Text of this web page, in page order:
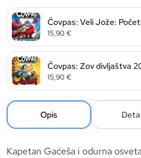
Čovpas: Veli Jože:
15,90€
Čovpas: Zov divljaštva
15,90€
Opis
Kapetan Gaćeša i odurna